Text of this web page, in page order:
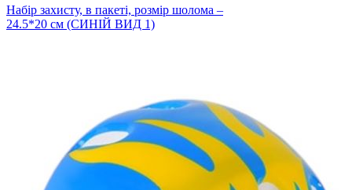
Набiр захисту, в пакеті, розмір шолома –
24.5*20 см (СИНІЙ ВИД 1)